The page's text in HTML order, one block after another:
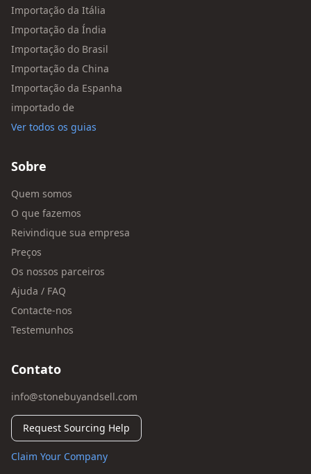
Importação da Itália
Importação da Índia
Importação do Brasil
Importação da China
Importação da Espanha
importado de
Ver todos os guias
Sobre
Quem somos
O que fazemos
Reivindique sua empresa
Preços
Os nossos parceiros
Ajuda / FAQ
Contacte-nos
Testemunhos
Contato
info@stonebuyandsell.com
Request Sourcing Help
Claim Your Company